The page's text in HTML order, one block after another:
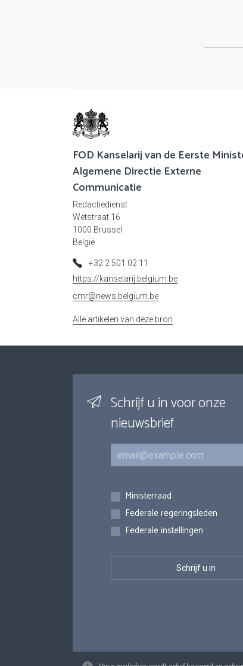
FOD Kanselarij van de Eerste
Algemene Directie Externe
Communicatie
Redactiedienst
Wetstraat 16
1000 Brussel
België
+32 2 501 02 11
https://kanselarij.belgium.be
cmr@news.belgium.be
Alle artikelen van deze bron
Schrijf u in voor onze
nieuwsbrief
E-mail
Inschrijvingen
Ministerraad
Federale regeringsleden
Federale instellingen